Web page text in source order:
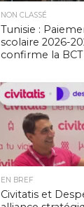
NON CLASSÉ
Tunisie :
scolaire 2026-
confirme la BCT
EN BREF
Civitatis et